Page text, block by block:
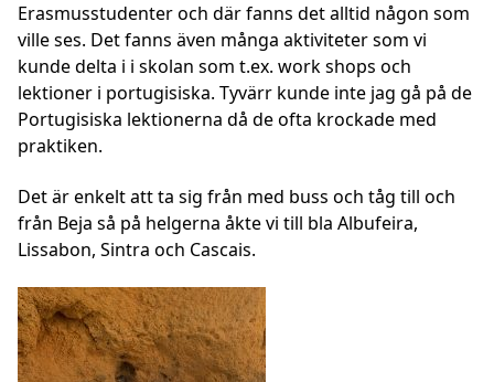
Erasmusstudenter och där fanns det alltid någon som
ville ses. Det fanns även många aktiviteter som vi
kunde delta i i skolan som t.ex. work shops och
lektioner i portugisiska. Tyvärr kunde inte jag gå på de
Portugisiska lektionerna då de ofta krockade med
praktiken.
Det är enkelt att ta sig från med buss och tåg till och
från Beja så på helgerna åkte vi till bla Albufeira,
Lissabon, Sintra och Cascais.